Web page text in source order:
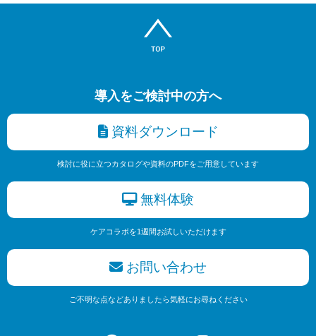
導入をご検討中の方へ
資料ダウンロード
検討に役に立つカタログや資料のPDFをご用意しています
無料体験
ケアコラボを1週間お試しいただけます
お問い合わせ
ご不明な点などありましたら気軽にお尋ねください